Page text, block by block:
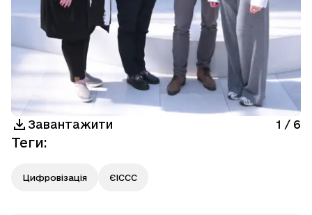
Завантажити 1 / 6
Теги:
Цифровізація ЄІССС